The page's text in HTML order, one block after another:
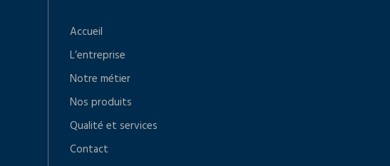
Accueil
L’entreprise
Notre métier
Nos produits
Qualité et services
Contact